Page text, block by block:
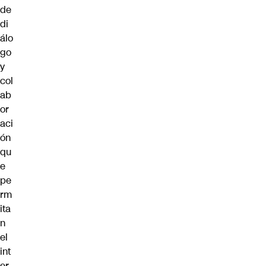
de
di
álo
go
y
col
ab
or
aci
ón
qu
e
pe
rm
ita
n
el
int